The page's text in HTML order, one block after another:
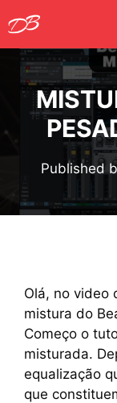
to
content
Published
Olá, no video
mistura do
Começo o
misturada.
equalização
que